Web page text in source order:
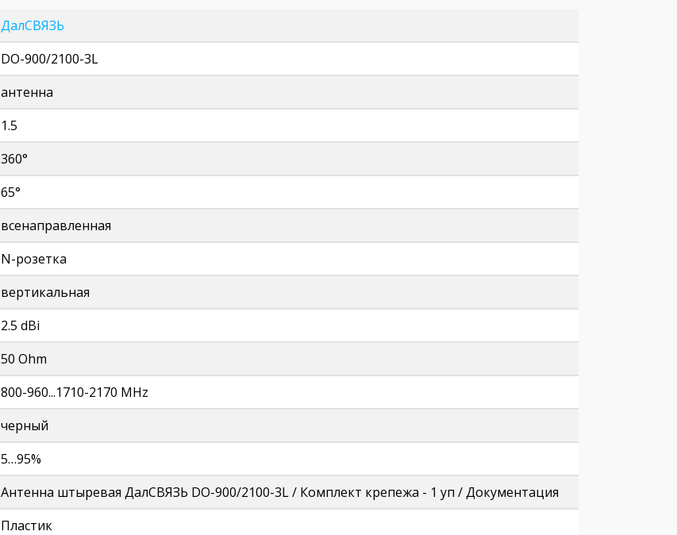
ДалСВЯЗЬ
DO-900/2100-3L
антенна
1.5
360°
65°
всенаправленная
N-розетка
вертикальная
2.5 dBi
50 Ohm
800-960...1710-2170 MHz
черный
5…95%
Антенна штыревая ДалСВЯЗЬ DO-900/2100-3L / Комплект крепежа - 1 уп / Документация
Пластик